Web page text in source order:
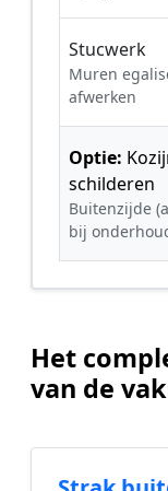
Stucwerk
Muren
afwerken
Optie:
schilderen
Buitenzijde
bij
Het
van de